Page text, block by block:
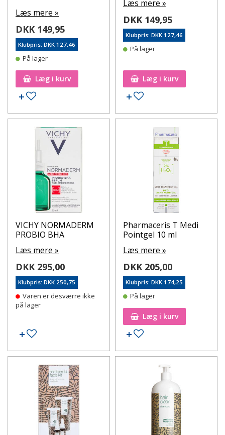
Læs mere »
DKK 149,95
Klubpris: DKK 127,46
På lager
Læg i kurv
Tilføj til ønskeseddel
Læs mere »
DKK 149,95
Klubpris: DKK 127,46
På lager
Læg i kurv
Tilføj til ønskeseddel
VICHY NORMADERM
PROBIO BHA
Læs mere »
DKK 295,00
Klubpris: DKK 250,75
Varen er desværre ikke
på lager
Tilføj til ønskeseddel
Pharmaceris T Medi
Pointgel 10 ml
Læs mere »
DKK 205,00
Klubpris: DKK 174,25
På lager
Læg i kurv
Tilføj til ønskeseddel